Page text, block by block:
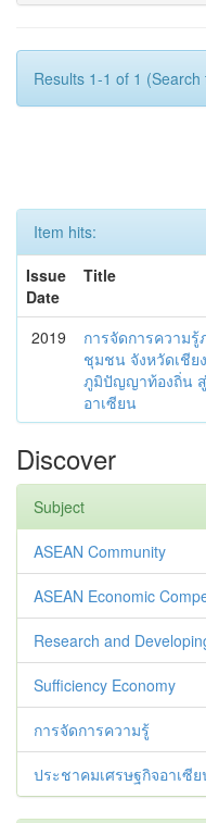
Results 1-1 of 1
Item hits:
Issue
Date
Title
2019
การจัดการความรู้
ชุมชน จังหวัดเชีย
ภูมิปัญญาท้องถิ่น
อาเซียน
Discover
Subject
ASEAN Community
ASEAN Economic
Research and
Sufficiency Economy
การจัดการความรู้
ประชาคมเศรษฐกิจอาเซี